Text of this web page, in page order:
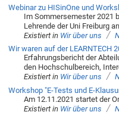
Webinar zu HISinOne und
Im Sommersemester 2021
Lehrende der Uni Freiburg
Existiert in Wir über uns /
Wir waren auf der LEARNTECH
Erfahrungsbericht der
den Hochschulbereich,
Existiert in Wir über uns /
Workshop "E-Tests und E-
Am 12.11.2021 startet der
Existiert in Wir über uns /